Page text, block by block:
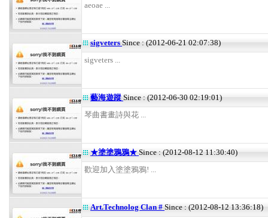
aeoae ...
sigveters Since : (2012-06-21 02:07:38)
sigveters ...
藝海遊蹤 Since : (2012-06-30 02:19:01)
琴曲書畫詩與花 ...
★塗塗鴉鴉★ Since : (2012-08-12 11:30:40)
歡迎加入塗塗鴉鴉! ...
Art.Technolog Clan # Since : (2012-08-12 13:36:18)